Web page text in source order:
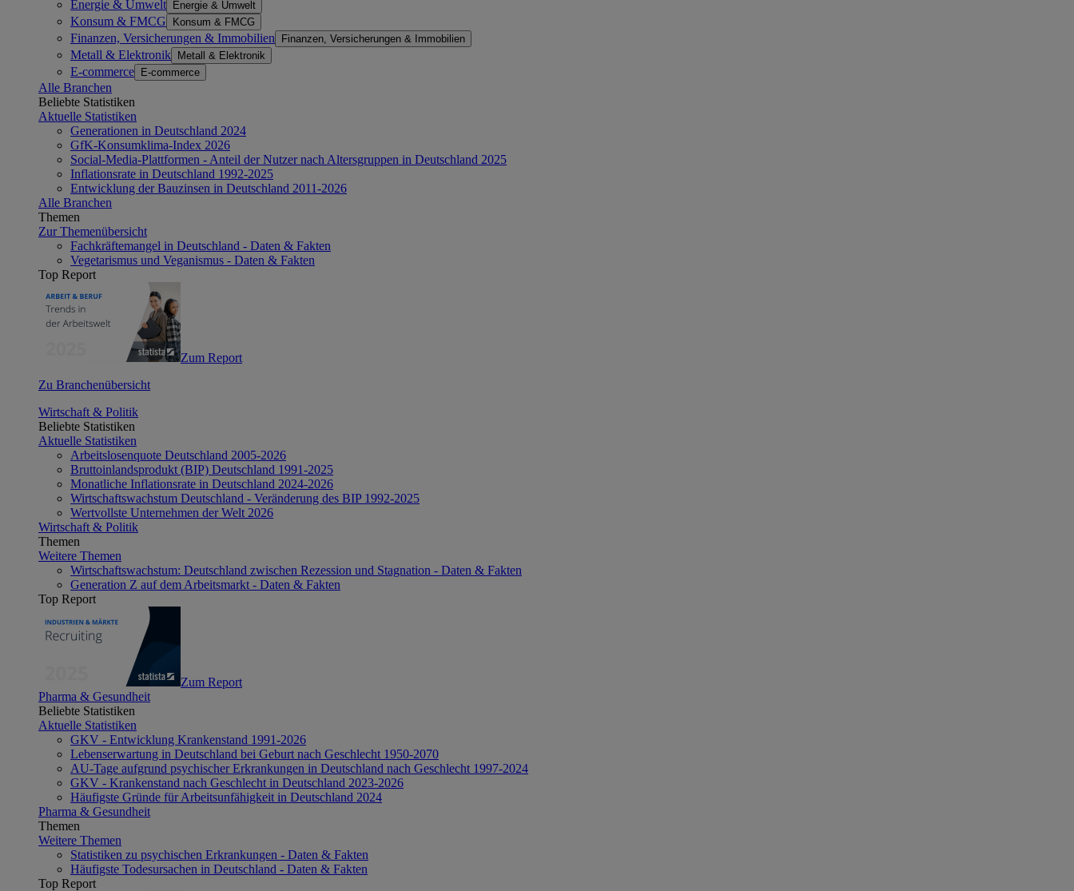
Energie & Umwelt Energie & Umwelt
Konsum & FMCG Konsum & FMCG
Finanzen, Versicherungen & Immobilien Finanzen, Versicherungen & Immobilien
Metall & Elektronik Metall & Elektronik
E-commerce E-commerce
Alle Branchen
Beliebte Statistiken
Aktuelle Statistiken
Generationen in Deutschland 2024
GfK-Konsumklima-Index 2026
Social-Media-Plattformen - Anteil der Nutzer nach Altersgruppen in Deutschland 2025
Inflationsrate in Deutschland 1992-2025
Entwicklung der Bauzinsen in Deutschland 2011-2026
Alle Branchen
Themen
Zur Themenübersicht
Fachkräftemangel in Deutschland - Daten & Fakten
Vegetarismus und Veganismus - Daten & Fakten
Top Report
Zum Report
Zu Branchenübersicht
Wirtschaft & Politik
Beliebte Statistiken
Aktuelle Statistiken
Arbeitslosenquote Deutschland 2005-2026
Bruttoinlandsprodukt (BIP) Deutschland 1991-2025
Monatliche Inflationsrate in Deutschland 2024-2026
Wirtschaftswachstum Deutschland - Veränderung des BIP 1992-2025
Wertvollste Unternehmen der Welt 2026
Wirtschaft & Politik
Themen
Weitere Themen
Wirtschaftswachstum: Deutschland zwischen Rezession und Stagnation - Daten & Fakten
Generation Z auf dem Arbeitsmarkt - Daten & Fakten
Top Report
Zum Report
Pharma & Gesundheit
Beliebte Statistiken
Aktuelle Statistiken
GKV - Entwicklung Krankenstand 1991-2026
Lebenserwartung in Deutschland bei Geburt nach Geschlecht 1950-2070
AU-Tage aufgrund psychischer Erkrankungen in Deutschland nach Geschlecht 1997-2024
GKV - Krankenstand nach Geschlecht in Deutschland 2023-2026
Häufigste Gründe für Arbeitsunfähigkeit in Deutschland 2024
Pharma & Gesundheit
Themen
Weitere Themen
Statistiken zu psychischen Erkrankungen - Daten & Fakten
Häufigste Todesursachen in Deutschland - Daten & Fakten
Top Report